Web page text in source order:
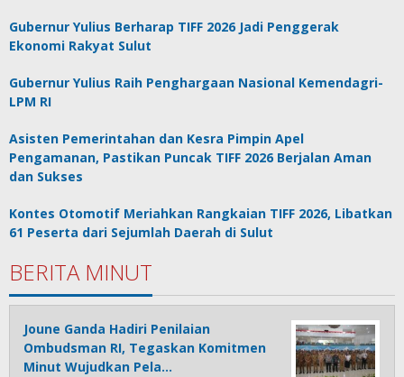
Gubernur Yulius Berharap TIFF 2026 Jadi Penggerak
Ekonomi Rakyat Sulut
Gubernur Yulius Raih Penghargaan Nasional Kemendagri-
LPM RI
Asisten Pemerintahan dan Kesra Pimpin Apel
Pengamanan, Pastikan Puncak TIFF 2026 Berjalan Aman
dan Sukses
Kontes Otomotif Meriahkan Rangkaian TIFF 2026, Libatkan
61 Peserta dari Sejumlah Daerah di Sulut
BERITA MINUT
Joune Ganda Hadiri Penilaian
Ombudsman RI, Tegaskan Komitmen
Minut Wujudkan Pela…